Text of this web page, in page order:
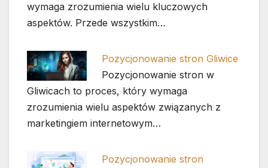
wymaga zrozumienia wielu kluczowych
aspektów. Przede wszystkim…
Pozycjonowanie stron Gliwice
Pozycjonowanie stron w
Gliwicach to proces, który wymaga
zrozumienia wielu aspektów związanych z
marketingiem internetowym…
Pozycjonowanie stron